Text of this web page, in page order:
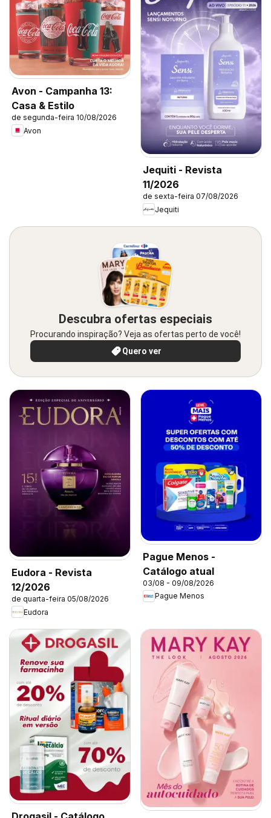
Avon - Campanha 13:
Casa & Estilo
de segunda-feira 10/08/2026
Avon
Jequiti - Revista
11/2026
de sexta-feira 07/08/2026
Jequiti
Descubra ofertas especiais
Procurando inspiração? Veja as ofertas perto de você!
Quero ver
Eudora - Revista
12/2026
de quarta-feira 05/08/2026
Eudora
Pague Menos -
Catálogo atual
03/08 - 09/08/2026
Pague Menos